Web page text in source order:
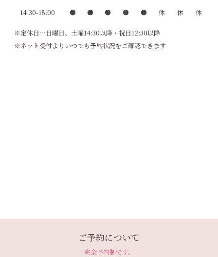
14:30-18:00 ● ● ● ● ● 休 休 休
※定休日…日曜日、土曜14:30以降・祝日12:30以降
※ネット受付よりいつでも予約状況をご確認できます
ご予約について
完全予約制です。